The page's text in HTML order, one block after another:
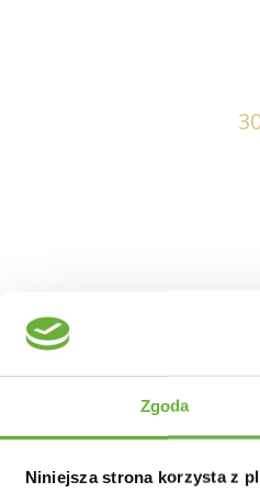
Zgoda
Niniejsza strona korzysta z